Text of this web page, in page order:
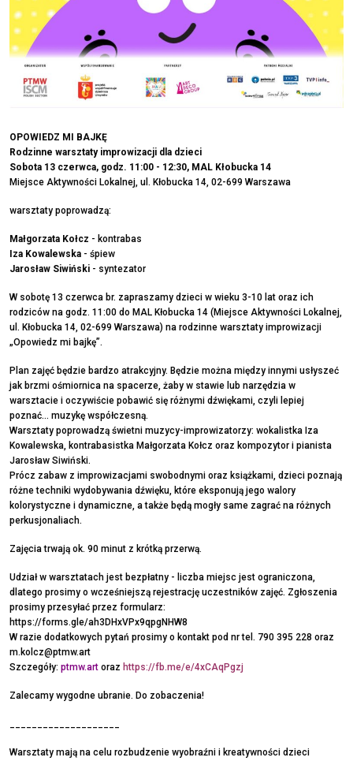
OPOWIEDZ MI BAJKĘ
Rodzinne warsztaty improwizacji dla dzieci
Sobota 13 czerwca, godz. 11:00 - 12:30, MAL Kłobucka 14
Miejsce Aktywności Lokalnej, ul. Kłobucka 14, 02-699 Warszawa
warsztaty poprowadzą:
Małgorzata Kołcz - kontrabas
Iza Kowalewska - śpiew
Jarosław Siwiński - syntezator
W sobotę 13 czerwca br. zapraszamy dzieci w wieku 3-10 lat oraz ich
rodziców na godz. 11:00 do MAL Kłobucka 14 (Miejsce Aktywności Lokalnej,
ul. Kłobucka 14, 02-699 Warszawa) na rodzinne warsztaty improwizacji
„Opowiedz mi bajkę”.
Plan zajęć będzie bardzo atrakcyjny. Będzie można między innymi usłyszeć
jak brzmi ośmiornica na spacerze, żaby w stawie lub narzędzia w
warsztacie i oczywiście pobawić się różnymi dźwiękami, czyli lepiej
poznać... muzykę współczesną.
Warsztaty poprowadzą świetni muzycy-improwizatorzy: wokalistka Iza
Kowalewska, kontrabasistka Małgorzata Kołcz oraz kompozytor i pianista
Jarosław Siwiński.
Prócz zabaw z improwizacjami swobodnymi oraz książkami, dzieci poznają
różne techniki wydobywania dźwięku, które eksponują jego walory
kolorystyczne i dynamiczne, a także będą mogły same zagrać na różnych
perkusjonaliach.
Zajęcia trwają ok. 90 minut z krótką przerwą.
Udział w warsztatach jest bezpłatny - liczba miejsc jest ograniczona,
dlatego prosimy o wcześniejszą rejestrację uczestników zajęć. Zgłoszenia
prosimy przesyłać przez formularz:
https://forms.gle/ah3DHxVPx9qpgNHW8
W razie dodatkowych pytań prosimy o kontakt pod nr tel. 790 395 228 oraz
m.kolcz@ptmw.art
Szczegóły: ptmw.art oraz https://fb.me/e/4xCAqPgzj
Zalecamy wygodne ubranie. Do zobaczenia!
Warsztaty mają na celu rozbudzenie wyobraźni i kreatywności dzieci